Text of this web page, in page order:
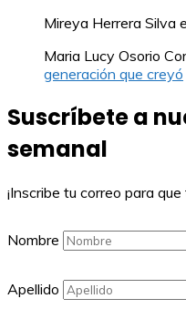
Mireya Herrera Silva
Maria Lucy Osorio
generación que creyó
Suscríbete a
semanal
¡Inscribe tu correo para
Nombre
Apellido